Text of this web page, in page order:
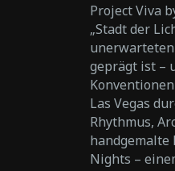
Project Viva
„Stadt der
geprägt ist –
Las Vegas
Rhythmus,
handgemalte
Nights –